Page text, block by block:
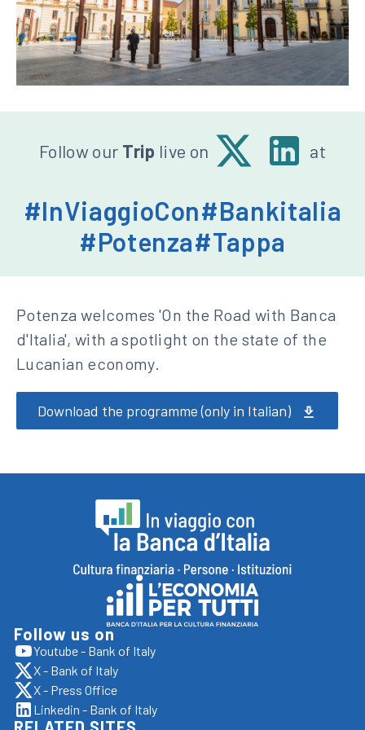
Potenza welcomes 'On the Road with Banca
d'Italia', with a spotlight on the state of the
Lucanian economy.
Download the programme (only in Italian)
Seguici
Follow our Trip live on X
-
d'Italia
Linkedin
at
#InViaggioCon#Bankitalia
#Potenza#Tappa
viaggio
con
la
Banca
d'italia,
torna
Vai
al
sito
Economia
Follow us on
Youtube - Bank of Italy
apre
sito
esterno
in
nuova
X - Bank of Italy
apre
sito
esterno
in
X - Press Office
apre
sito
esterno
Linkedin - Bank of Italy
apre